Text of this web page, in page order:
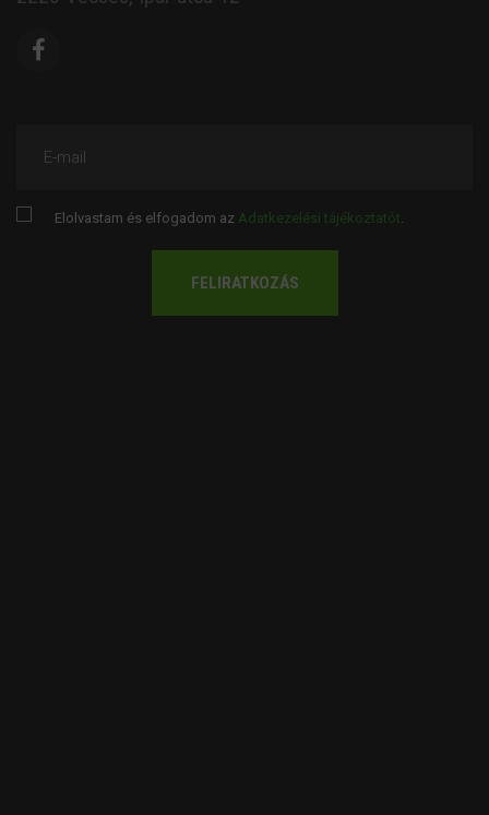
E-mail
Elolvastam és elfogadom az Adatkezelési tájékoztatót.
FELIRATKOZÁS